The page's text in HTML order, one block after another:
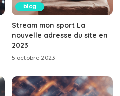
blog
Stream mon sport La
nouvelle adresse du site en
2023
5 octobre 2023